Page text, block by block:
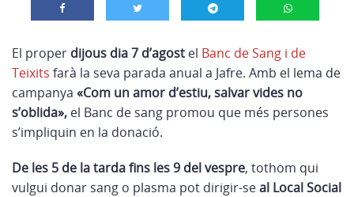
El proper dijous dia 7 d’agost el Banc de Sang i de
Teixits farà la seva parada anual a Jafre. Amb el lema de
campanya «Com un amor d’estiu, salvar vides no
s’oblida», el Banc de sang promou que més persones
s’impliquin en la donació.
De les 5 de la tarda fins les 9 del vespre, tothom qui
vulgui donar sang o plasma pot dirigir-seal Local Social